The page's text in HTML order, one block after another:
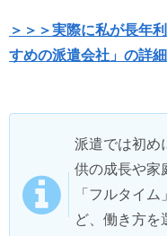
＞＞＞実際に私が長年
すめの派遣会社」の詳
派遣では初め
供の成長や家
「フルタイ
ど、働き方を